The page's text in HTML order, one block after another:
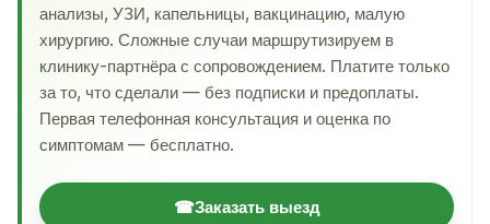
анализы, УЗИ, капельницы, вакцинацию, малую
хирургию. Сложные случаи маршрутизируем в
клинику-партнёра с сопровождением. Платите только
за то, что сделали — без подписки и предоплаты.
Первая телефонная консультация и оценка по
симптомам — бесплатно.
☎Заказать выезд